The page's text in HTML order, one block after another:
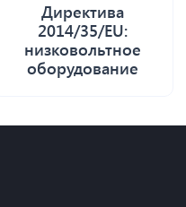
Директива
2014/35/EU:
низковольтное
оборудование